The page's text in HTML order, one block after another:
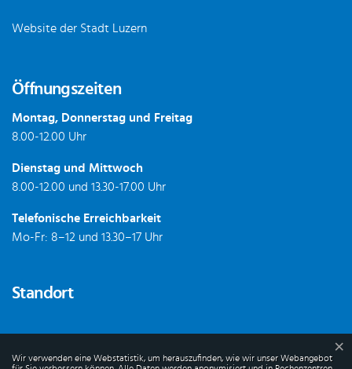
Website der Stadt Luzern
Öffnungszeiten
Montag, Donnerstag und Freitag
8.00-12.00 Uhr
Dienstag und Mittwoch
8.00-12.00 und 13.30-17.00 Uhr
Telefonische Erreichbarkeit
Mo-Fr: 8–12 und 13.30–17 Uhr
Standort
Webstatistik
Wir verwenden eine Webstatistik, um herauszufinden, wie wir unser Webangebot
×